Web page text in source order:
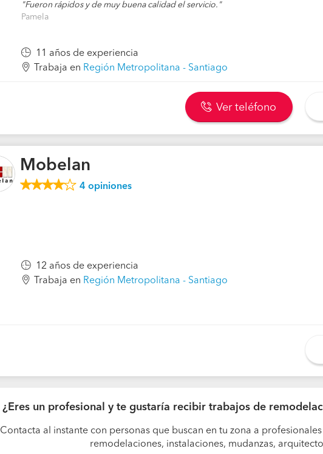
Fueron rápidos y de muy buena calidad el servicio.
Pamela
11 años de experiencia
Trabaja en Región Metropolitana - Santiago
Ver teléfono
Mobelan
4 opiniones
12 años de experiencia
Trabaja en Región Metropolitana - Santiago
¿Eres un profesional y te gustaría recibir trabajos de
Contacta al instante con personas que buscan en tu zona a
remodelaciones, instalaciones, mudanzas,